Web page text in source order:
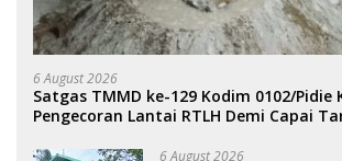
6 August 2026
Satgas TMMD ke-129 Kodim 0102/Pidie
Pengecoran Lantai RTLH Demi Capai
6 August 2026